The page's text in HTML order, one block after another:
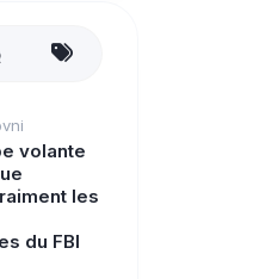
volante
les
du FBI